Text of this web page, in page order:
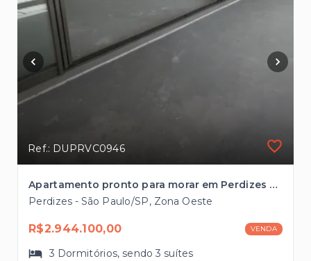
Ref.: DUPRVC0946
Apartamento pronto para morar em Perdizes com 3 suítes à venda, 162m² à 2 quadras da Avenida Sumaré
Perdizes - São Paulo/SP, Zona Oeste
R$2.944.100,00 VENDA
3 Dormitórios, sendo3 suítes